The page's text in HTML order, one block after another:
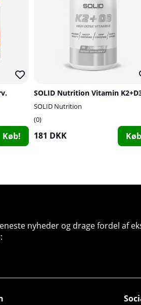
Køb!
SOLID Nutrition
0
181 DKK
nyheder og drage fordel af